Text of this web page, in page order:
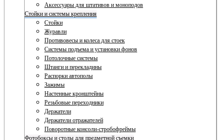
Аксессуары для штативов и моноподов
Стойки и системы крепления
Стойки
Журавли
Противовесы и колеса для стоек
Системы подъема и установки фонов
Потолочные системы
Штанги и перекладины
Распорки автополы
Зажимы
Настенные кронштейны
Резьбовые переходники
Держатели
Держатели отражателей
Поворотные консоли-стробофреймы
Фотобоксы и столы для предметной съемки